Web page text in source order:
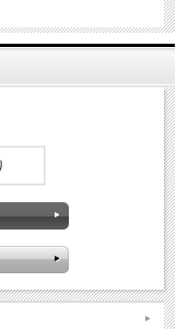
サイドユニットの製造
クを利用する関係上
リントの発火ができ
なりますので、商品